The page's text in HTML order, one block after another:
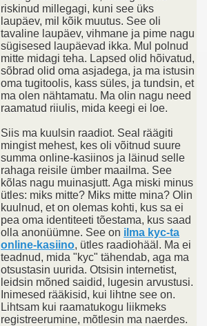
riskinud millegagi, kuni see üks
laupäev, mil kõik muutus. See oli
tavaline laupäev, vihmane ja pime nagu
sügisesed laupäevad ikka. Mul polnud
mitte midagi teha. Lapsed olid hõivatud,
sõbrad olid oma asjadega, ja ma istusin
oma tugitoolis, kass süles, ja tundsin, et
ma olen nähtamatu. Ma olin nagu need
raamatud riiulis, mida keegi ei loe.
Siis ma kuulsin raadiot. Seal räägiti
mingist mehest, kes oli võitnud suure
summa online-kasiinos ja läinud selle
rahaga reisile ümber maailma. See
kõlas nagu muinasjutt. Aga miski minus
ütles: miks mitte? Miks mitte mina? Olin
kuulnud, et on olemas kohti, kus sa ei
pea oma identiteeti tõestama, kus saad
olla anonüümne. See on ilma kyc-ta
online-kasiino, ütles raadiohääl. Ma ei
teadnud, mida "kyc" tähendab, aga ma
otsustasin uurida. Otsisin internetist,
leidsin mõned saidid, lugesin arvustusi.
Inimesed rääkisid, kui lihtne see on.
Lihtsam kui raamatukogu liikmeks
registreerumine, mõtlesin ma naerdes.